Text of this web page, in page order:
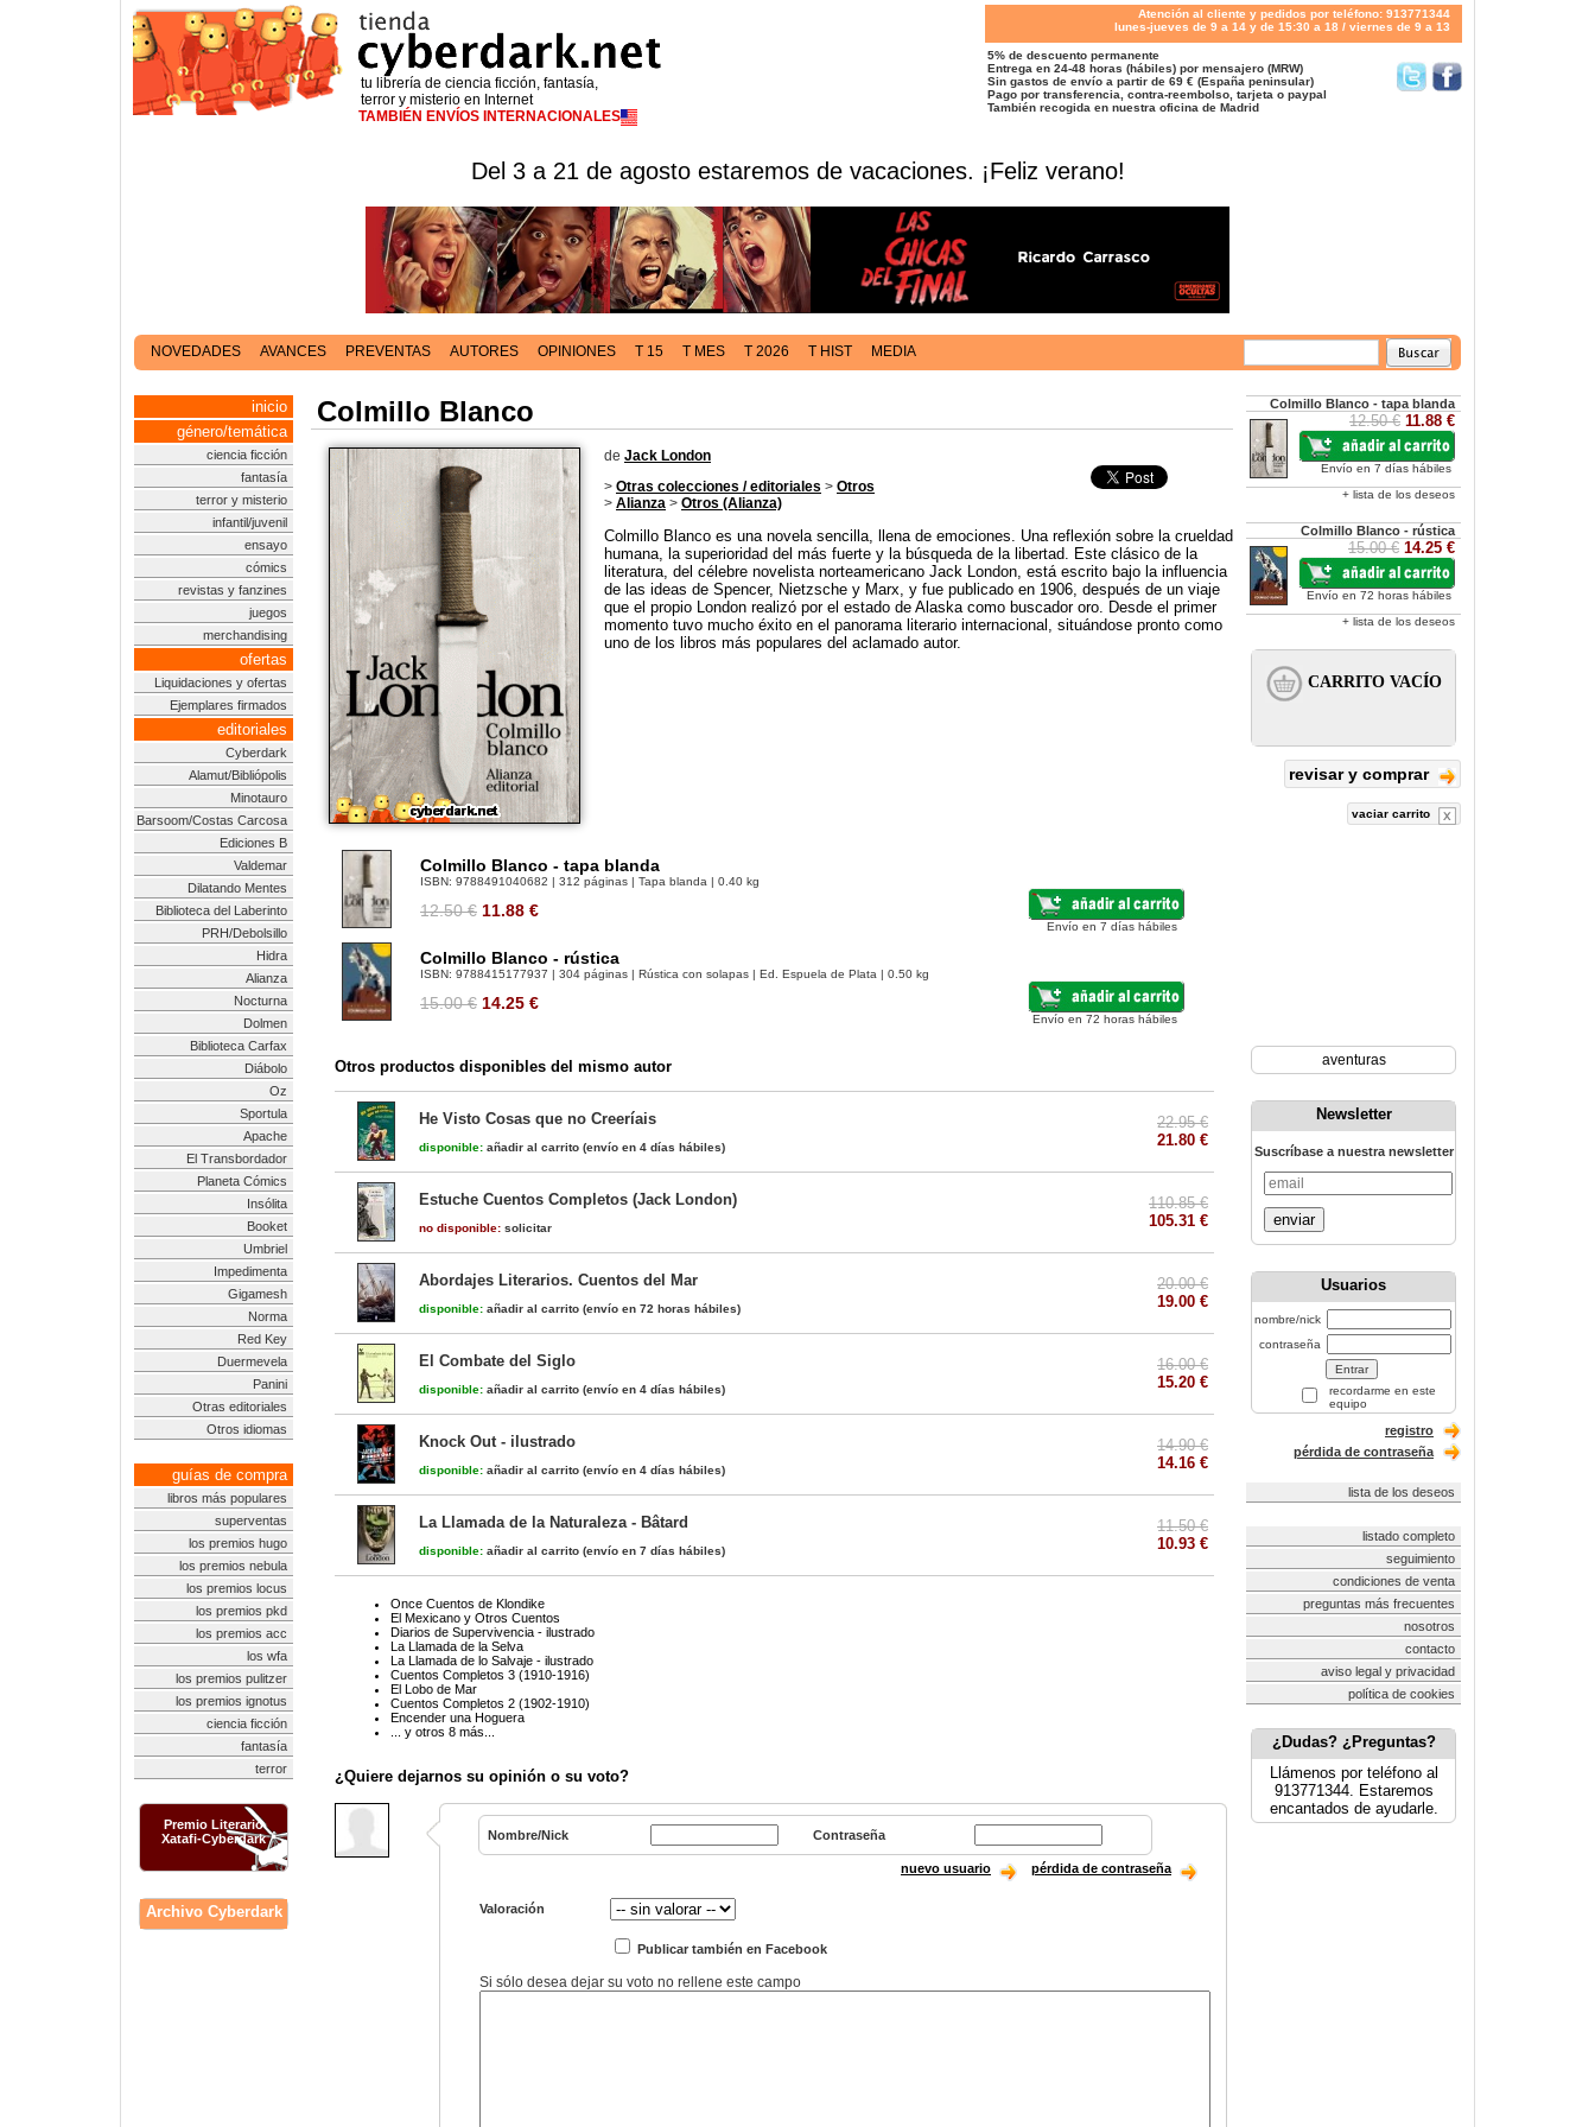
tu librería de ciencia ficción, fantasía,
terror y misterio en Internet
TAMBIÉN ENVÍOS INTERNACIONALES
Atención al cliente y pedidos por teléfono: 913771344
lunes-jueves de 9 a 14 y de 15:30 a 18 / viernes de 9 a 13
5% de descuento permanente
Entrega en 24-48 horas (hábiles) por mensajero (MRW)
Sin gastos de envío a partir de 69 € (España peninsular)
Pago por transferencia, contra-reembolso, tarjeta o paypal
También recogida en nuestra oficina de Madrid
Del 3 a 21 de agosto estaremos de vacaciones. ¡Feliz verano!
NOVEDADES AVANCES PREVENTAS AUTORES OPINIONES T 15 T MES T 2026 T HIST MEDIA
inicio
género/temática
ciencia ficción
fantasía
terror y misterio
infantil/juvenil
ensayo
cómics
revistas y fanzines
juegos
merchandising
ofertas
Liquidaciones y ofertas
Ejemplares firmados
editoriales
Cyberdark
Alamut/Bibliópolis
Minotauro
Barsoom/Costas Carcosa
Ediciones B
Valdemar
Dilatando Mentes
Biblioteca del Laberinto
PRH/Debolsillo
Hidra
Alianza
Nocturna
Dolmen
Biblioteca Carfax
Diábolo
Oz
Sportula
Apache
El Transbordador
Planeta Cómics
Insólita
Booket
Umbriel
Impedimenta
Gigamesh
Norma
Red Key
Duermevela
Panini
Otras editoriales
Otros idiomas
guías de compra
libros más populares
superventas
los premios hugo
los premios nebula
los premios locus
los premios pkd
los premios acc
los wfa
los premios pulitzer
los premios ignotus
ciencia ficción
fantasía
terror
Premio Literario
Xatafi-Cyberdark
Archivo Cyberdark
Colmillo Blanco
de Jack London
> Otras colecciones / editoriales > Otros
> Alianza > Otros (Alianza)
Colmillo Blanco es una novela sencilla, llena de emociones. Una reflexión sobre la crueldad
humana, la superioridad del más fuerte y la búsqueda de la libertad. Este clásico de la
literatura, del célebre novelista norteamericano Jack London, está escrito bajo la influencia
de las ideas de Spencer, Nietzsche y Marx, y fue publicado en 1906, después de un viaje
que el propio London realizó por el estado de Alaska como buscador oro. Desde el primer
momento tuvo mucho éxito en el panorama literario internacional, situándose pronto como
uno de los libros más populares del aclamado autor.
Colmillo Blanco - tapa blanda
ISBN: 9788491040682 | 312 páginas | Tapa blanda | 0.40 kg
12.50 € 11.88 €
Envío en 7 días hábiles
Colmillo Blanco - rústica
ISBN: 9788415177937 | 304 páginas | Rústica con solapas | Ed. Espuela de Plata | 0.50 kg
15.00 € 14.25 €
Envío en 72 horas hábiles
Otros productos disponibles del mismo autor
He Visto Cosas que no Creeríais
disponible: añadir al carrito (envío en 4 días hábiles)
22.95 €
21.80 €
Estuche Cuentos Completos (Jack London)
no disponible: solicitar
110.85 €
105.31 €
Abordajes Literarios. Cuentos del Mar
disponible: añadir al carrito (envío en 72 horas hábiles)
20.00 €
19.00 €
El Combate del Siglo
disponible: añadir al carrito (envío en 4 días hábiles)
16.00 €
15.20 €
Knock Out - ilustrado
disponible: añadir al carrito (envío en 4 días hábiles)
14.90 €
14.16 €
La Llamada de la Naturaleza - Bâtard
disponible: añadir al carrito (envío en 7 días hábiles)
11.50 €
10.93 €
Once Cuentos de Klondike
El Mexicano y Otros Cuentos
Diarios de Supervivencia - ilustrado
La Llamada de la Selva
La Llamada de lo Salvaje - ilustrado
Cuentos Completos 3 (1910-1916)
El Lobo de Mar
Cuentos Completos 2 (1902-1910)
Encender una Hoguera
... y otros 8 más...
¿Quiere dejarnos su opinión o su voto?
Nombre/Nick Contraseña
nuevo usuario pérdida de contraseña
Valoración
Publicar también en Facebook
Si sólo desea dejar su voto no rellene este campo
Colmillo Blanco - tapa blanda
12.50 € 11.88 €
Envío en 7 días hábiles
+ lista de los deseos
Colmillo Blanco - rústica
15.00 € 14.25 €
Envío en 72 horas hábiles
+ lista de los deseos
revisar y comprar
vaciar carrito
aventuras
Newsletter
Suscríbase a nuestra newsletter
enviar
Usuarios
nombre/nick
contraseña
recordarme en este
equipo
registro
pérdida de contraseña
lista de los deseos
listado completo
seguimiento
condiciones de venta
preguntas más frecuentes
nosotros
contacto
aviso legal y privacidad
política de cookies
¿Dudas? ¿Preguntas?
Llámenos por teléfono al
913771344. Estaremos
encantados de ayudarle.